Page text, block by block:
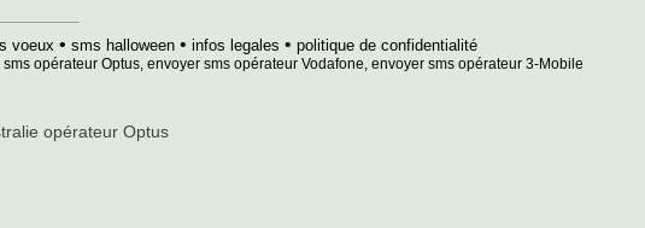
voeux • sms halloween • infos legales • politique de confidentialité
opérateur Optus, envoyer sms opérateur Vodafone, envoyer sms opérateur 3-Mobile
opérateur Optus